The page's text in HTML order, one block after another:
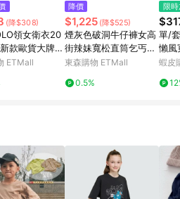
贈品與東森購物ETMall銷售網
若有贈點爭議，請務必於訂單
洽詢；若超過180天(含)以上進
分點數紅包僅限指定商品使
數紅包之適用商品與使用條件
(降$308)
領女衛衣20
款歐貨大牌外
袖情侶款上衣
ETMall
降價
$1,225 (降$525)
煙灰色破洞牛仔褲女高
街辣妹寬松直筒乞丐褲
高腰顯瘦垂感闊腿褲夏
東森購物 ETMall
0.5%
限
單/
懶風
生外
蝦皮